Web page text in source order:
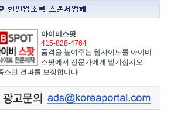
아이비스팟
415-828-4764
품격을 높여주는 웹사이트를 아이비
스팟에서 전문가에게 맡기십시오.
스런 결과를 보장합니다.